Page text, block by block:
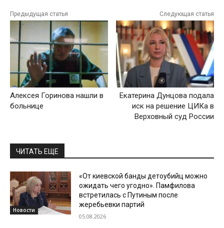
Предыдущая статья
Алексея Горинова нашли в
больнице
Следующая статья
Екатерина Дунцова подала
иск на решение ЦИКа в
Верховный суд России
ЧИТАТЬ ЕЩЕ
Новости
«От киевской банды детоубийц можно
ожидать чего угодно». Памфилова
встретилась с Путиным после
жеребьевки партий
05.08.2026